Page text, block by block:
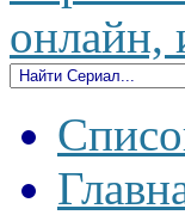
онлайн,